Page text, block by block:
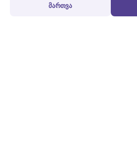
მართვა
გზავნილის მომზადების